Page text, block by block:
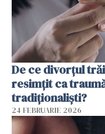
De ce divorțul
resimțit ca
tradiționaliști?
24 FEBRUARIE 2026